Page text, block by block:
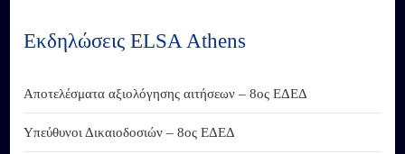
Εκδηλώσεις ELSA Athens
Αποτελέσματα αξιολόγησης αιτήσεων – 8ος ΕΔΕΔ
Υπεύθυνοι Δικαιοδοσιών – 8ος ΕΔΕΔ